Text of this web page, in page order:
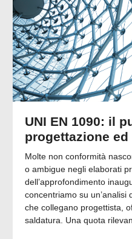
UNI EN 1090: il
progettazione
Molte non conformità
o ambigue negli elaborati
dell’approfondimento
concentriamo su un’analisi
che collegano progettista,
saldatura. Una quota